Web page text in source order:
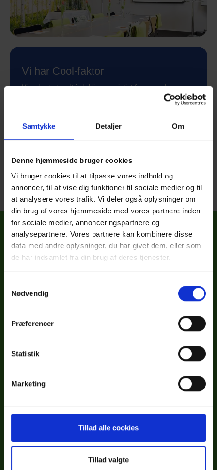
Samtykke Detaljer Om
Denne hjemmeside bruger cookies
Vi bruger cookies til at tilpasse vores indhold og
annoncer, til at vise dig funktioner til sociale medier og til
at analysere vores trafik. Vi deler også oplysninger om
din brug af vores hjemmeside med vores partnere inden
for sociale medier, annonceringspartnere og
analysepartnere. Vores partnere kan kombinere disse
data med andre oplysninger, du har givet dem, eller som
de har indsamlet fra din brug af deres tjenester.
Nødvendig
Præferencer
Statistik
Marketing
Tillad alle cookies
Tillad valgte
Vi har Cool-faktor
Vi ved, at et godt indeklima er vigtigt for en god
konference. Vores nye klimaanlæg sørger for, at
Det betyder, at når I skal afholde jeres næste
ønsker det.
Ønsker du sparring
råd og vejledning?
Bliv kontaktet - send os dine oplysninger